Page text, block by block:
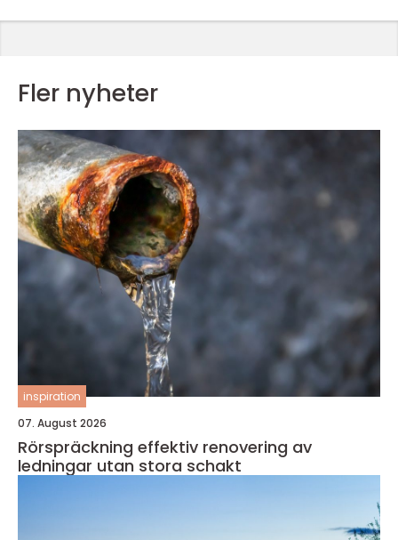
Fler nyheter
inspiration
07. August 2026
Rörspräckning effektiv renovering av
ledningar utan stora schakt